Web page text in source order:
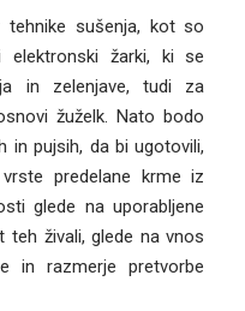
tehnike sušenja, kot so
elektronski žarki, ki se
in zelenjave, tudi za
žuželk. Nato bodo
in pujsih, da bi ugotovili,
predelane krme iz
glede na uporabljene
teh živali, glede na vnos
in razmerje pretvorbe